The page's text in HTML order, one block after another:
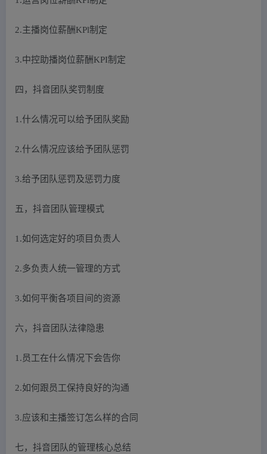
2.主播岗位薪酬KPl制定
3.中控助播岗位薪酬KPI制定
四，抖音团队奖罚制度
1.什么情况可以给予团队奖励
2.什么情况应该给予团队惩罚
3.给予团队惩罚及惩罚力度
五，抖音团队管理模式
1.如何选定好的项目负责人
2.多负责人统一管理的方式
3.如何平衡各项目间的资源
六，抖音团队法律隐患
1.员工在什么情况下会告你
2.如何跟员工保持良好的沟通
3.应该和主播签订怎么样的合同
七，抖音团队的管理核心总结